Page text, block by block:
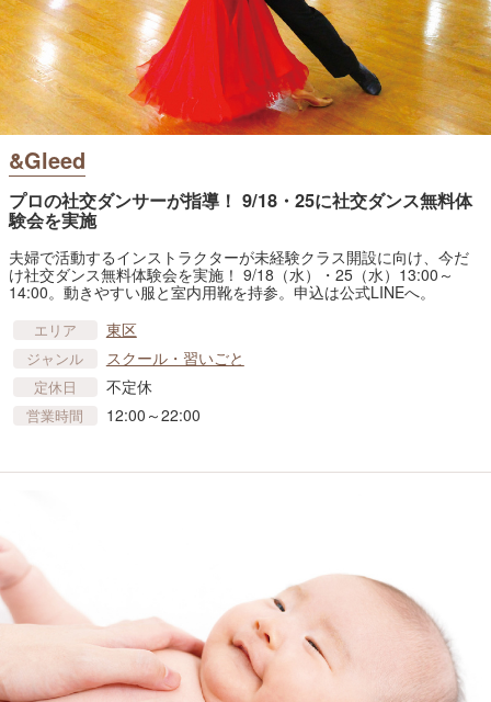
&Gleed
プロの社交ダンサーが指導！ 9/18・25に社交ダンス無料体
験会を実施
夫婦で活動するインストラクターが未経験クラス開設に向け、今だ
け社交ダンス無料体験会を実施！ 9/18（水）・25（水）13:00～
14:00。動きやすい服と室内用靴を持参。申込は公式LINEへ。
エリア 東区
ジャンル スクール・習いごと
定休日 不定休
営業時間 12:00～22:00